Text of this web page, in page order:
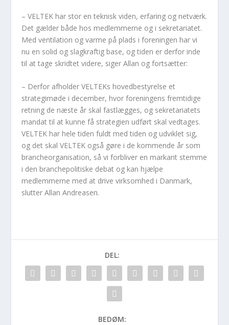
– VELTEK har stor en teknisk viden, erfaring og netværk.
Det gælder både hos medlemmerne og i sekretariatet.
Med ventilation og varme på plads i foreningen har vi
nu en solid og slagkraftig base, og tiden er derfor inde
til at tage skridtet videre, siger Allan og fortsætter:
– Derfor afholder VELTEKs hovedbestyrelse et
strategimøde i december, hvor foreningens fremtidige
retning de næste år skal fastlægges, og sekretariatets
mandat til at kunne få strategien udført skal vedtages.
VELTEK har hele tiden fuldt med tiden og udviklet sig,
og det skal VELTEK også gøre i de kommende år som
brancheorganisation, så vi forbliver en markant stemme
i den branchepolitiske debat og kan hjælpe
medlemmerne med at drive virksomhed i Danmark,
slutter Allan Andreasen.
DEL:
BEDØM: